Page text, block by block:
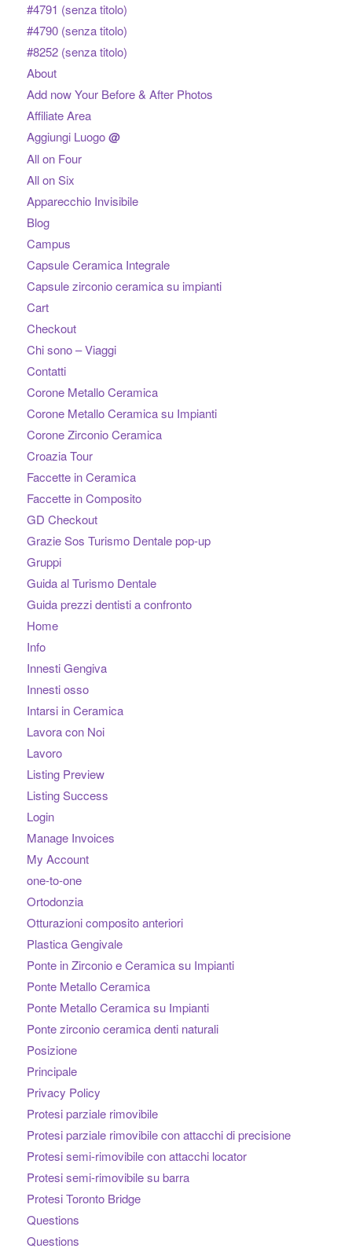
#4791 (senza titolo)
#4790 (senza titolo)
#8252 (senza titolo)
About
Add now Your Before & After Photos
Affiliate Area
Aggiungi Luogo@
All on Four
All on Six
Apparecchio Invisibile
Blog
Campus
Capsule Ceramica Integrale
Capsule zirconio ceramica su impianti
Cart
Checkout
Chi sono – Viaggi
Contatti
Corone Metallo Ceramica
Corone Metallo Ceramica su Impianti
Corone Zirconio Ceramica
Croazia Tour
Faccette in Ceramica
Faccette in Composito
GD Checkout
Grazie Sos Turismo Dentale pop-up
Gruppi
Guida al Turismo Dentale
Guida prezzi dentisti a confronto
Home
Info
Innesti Gengiva
Innesti osso
Intarsi in Ceramica
Lavora con Noi
Lavoro
Listing Preview
Listing Success
Login
Manage Invoices
My Account
one-to-one
Ortodonzia
Otturazioni composito anteriori
Plastica Gengivale
Ponte in Zirconio e Ceramica su Impianti
Ponte Metallo Ceramica
Ponte Metallo Ceramica su Impianti
Ponte zirconio ceramica denti naturali
Posizione
Principale
Privacy Policy
Protesi parziale rimovibile
Protesi parziale rimovibile con attacchi di precisione
Protesi semi-rimovibile con attacchi locator
Protesi semi-rimovibile su barra
Protesi Toronto Bridge
Questions
Questions